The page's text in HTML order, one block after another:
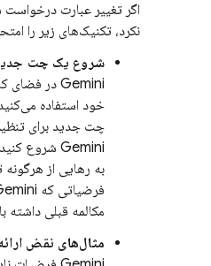
اگر تغییر عبارت
نکرد، تکنیک‌های زیر را
شروع یک چت
Gemini در فضای
خود استفاده
چت جدید برای
Gemini شروع
به رهایی از
فرضیاتی که
مکالمه قبلی داشته
مثال‌های نقض